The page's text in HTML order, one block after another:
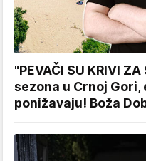
"PEVAČI SU KRIVI
sezona u Crnoj
ponižavaju! Boža